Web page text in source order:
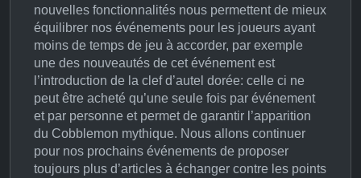
nouvelles fonctionnalités nous permettent de mieux
équilibrer nos événements pour les joueurs ayant
moins de temps de jeu à accorder, par exemple
une des nouveautés de cet événement est
l’introduction de la clef d’autel dorée: celle ci ne
peut être acheté qu’une seule fois par événement
et par personne et permet de garantir l’apparition
du Cobblemon mythique. Nous allons continuer
pour nos prochains événements de proposer
toujours plus d’articles à échanger contre les points